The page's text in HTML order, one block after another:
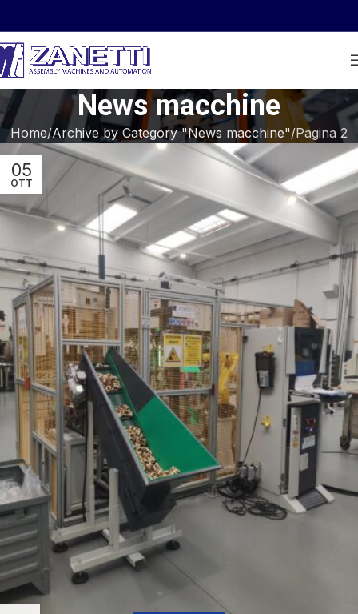
News macchine
Home Archive by Category "News macchine" Pagina 2
05
OTT